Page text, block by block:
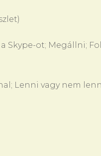
Skype-ot; Megállni;
Lenni vagy nem